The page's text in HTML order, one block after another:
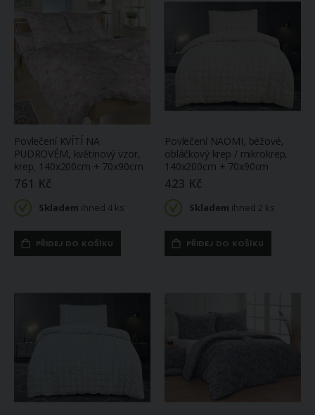
Povlečení KVÍTÍ NA
PUDROVÉM, květinový vzor,
krep, 140x200cm + 70x90cm
761 Kč
Skladem ihned 4 ks
PŘIDEJ DO KOŠÍKU
Povlečení NAOMI, béžové,
obláčkový krep / mikrokrep,
140x200cm + 70x90cm
423 Kč
Skladem ihned 2 ks
PŘIDEJ DO KOŠÍKU